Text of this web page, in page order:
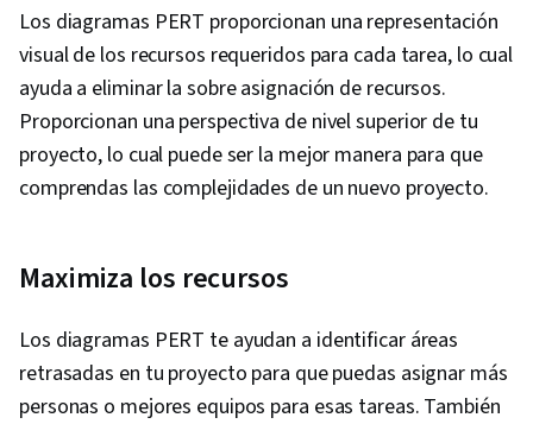
Los diagramas PERT proporcionan una representación
visual de los recursos requeridos para cada tarea, lo cual
ayuda a eliminar la sobre asignación de recursos.
Proporcionan una perspectiva de nivel superior de tu
proyecto, lo cual puede ser la mejor manera para que
comprendas las complejidades de un nuevo proyecto.
Maximiza los recursos
Los diagramas PERT te ayudan a identificar áreas
retrasadas en tu proyecto para que puedas asignar más
personas o mejores equipos para esas tareas. También